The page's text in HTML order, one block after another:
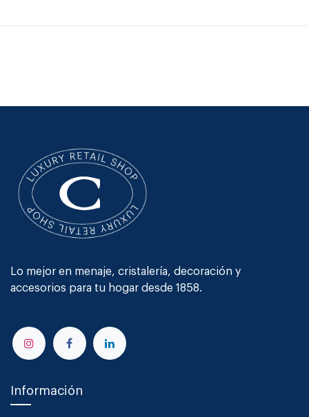
Lo mejor en menaje, cristalería, decoración y
accesorios para tu hogar desde 1858.
Información